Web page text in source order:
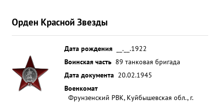
Орден Красной Звезды
Дата рождения
__.__.1922
Воинская часть 89 танковая бригада
Дата документа 20.02.1945
Военкомат
Фрунзенский РВК, Куйбышевская обл., г.